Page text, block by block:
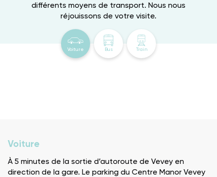
différents moyens de transport. Nous nous
réjouissons de votre visite.
Voiture Bus Train
Voiture
À 5 minutes de la sortie d’autoroute de Vevey en
direction de la gare. Le parking du Centre Manor Vevey